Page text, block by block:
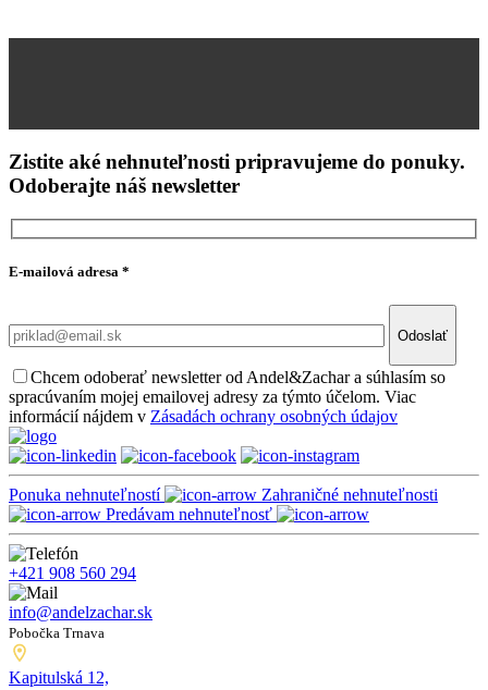
Zistite aké nehnuteľnosti pripravujeme do ponuky.
Odoberajte náš newsletter
E-mailová adresa *
Odoslať
Chcem odoberať newsletter od Andel&Zachar a súhlasím so
spracúvaním mojej emailovej adresy za týmto účelom. Viac
informácií nájdem v Zásadách ochrany osobných údajov
Ponuka nehnuteľností
Zahraničné nehnuteľnosti
Predávam nehnuteľnosť
+421 908 560 294
info@andelzachar.sk
Pobočka Trnava
Kapitulská 12,